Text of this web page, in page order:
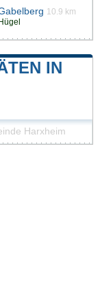
10.9 km
Hügel
IN
Harxheim